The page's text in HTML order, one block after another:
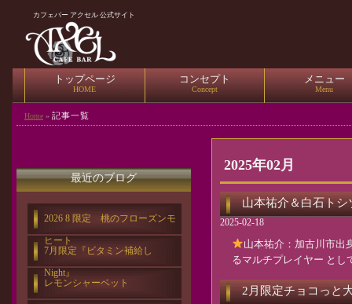
カフェバー アクセル 公式サイト
トップページ
HOME
コンセプト
Concept
メニュー
Menu
Home » 記事一覧
2025年02月
山本祐介＆白石トシ
2025-02-18
山本祐介：加古川市出
るマルチプレイヤー と
2月限定チョコっと
最近のブログ
2026 8 限定 桃のフローズンモ
ヒート
7月限定『ビタミン補給し
Night』
レモンシャーベット